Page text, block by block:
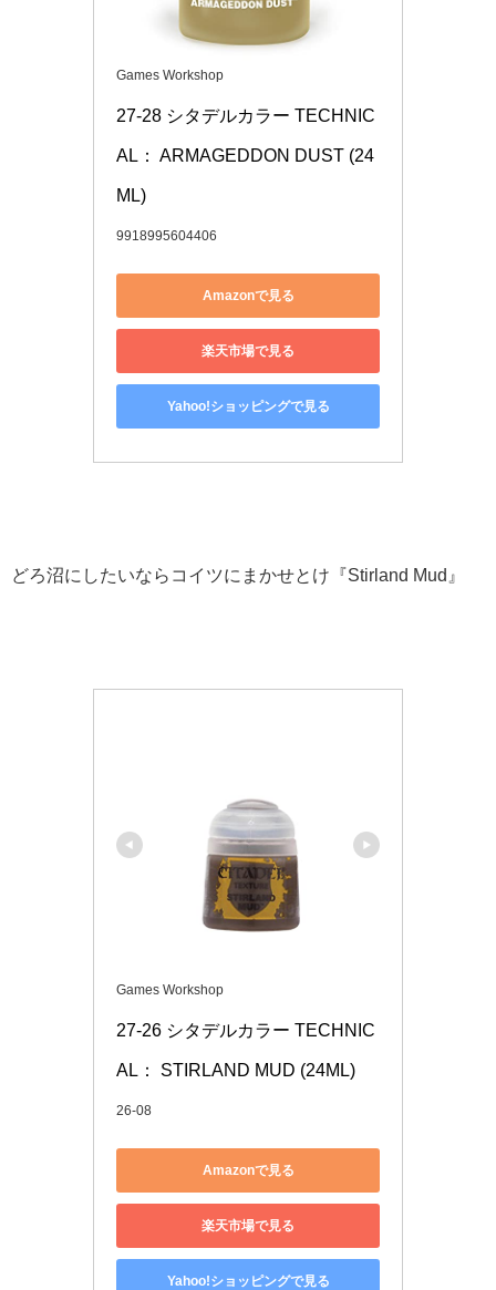
Games Workshop
27-28 シタデルカラー TECHNIC
AL： ARMAGEDDON DUST (24
ML)
9918995604406
Amazonで見る
楽天市場で見る
Yahoo!ショッピングで見る
どろ沼にしたいならコイツにまかせとけ『Stirland Mud』
Games Workshop
27-26 シタデルカラー TECHNIC
AL： STIRLAND MUD (24ML)
26-08
Amazonで見る
楽天市場で見る
Yahoo!ショッピングで見る